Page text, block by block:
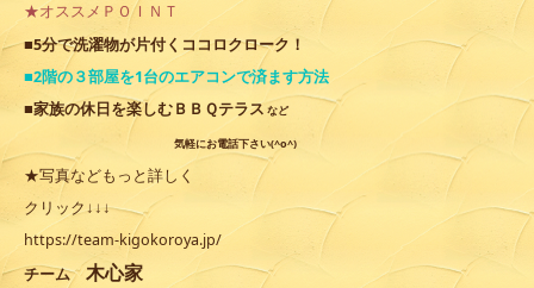
★オススメＰＯＩＮＴ
■5分で洗濯物が片付く ココロクローク ！
■2階の３部屋を1台のエアコンで済ます方法
■家族の休日を楽しむＢＢＱテラス など
気軽にお電話下さい(^o^)
★写真などもっと詳しく
クリック↓↓↓
https://team-kigokoroya.jp/
チーム木心家